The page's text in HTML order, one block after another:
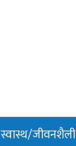
स्वास्थ/जीवनशैली